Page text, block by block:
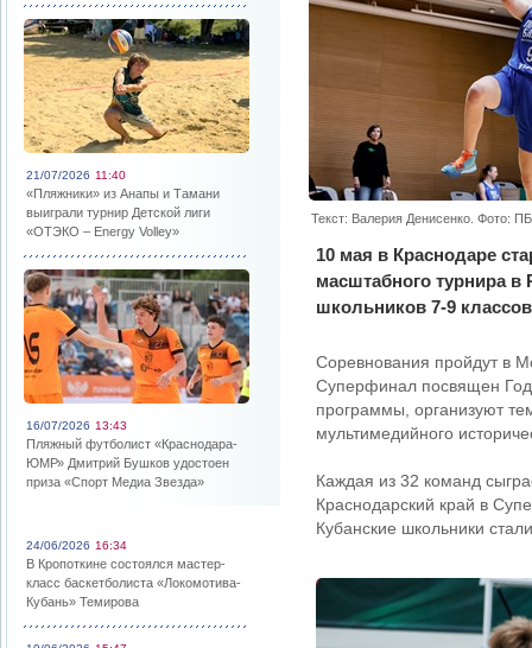
21/07/2026 11:40
«Пляжники» из Анапы и Тамани
выиграли турнир Детской лиги
«ОТЭКО – Energy Volley»
16/07/2026 13:43
Пляжный футболист «Краснодара-
ЮМР» Дмитрий Бушков удостоен
приза «Спорт Медиа Звезда»
24/06/2026 16:34
В Кропоткине состоялся мастер-
класс баскетболиста «Локомотива-
Кубань» Темирова
Текст: Валерия Денисенко. Фото:
10 мая в Краснодаре
масштабного турнира в
школьников 7-9
Соревнования пройдут в
Суперфинал посвящен
программы, организуют
мультимедийного
Каждая из 32 команд
Краснодарский край в
Кубанские школьники